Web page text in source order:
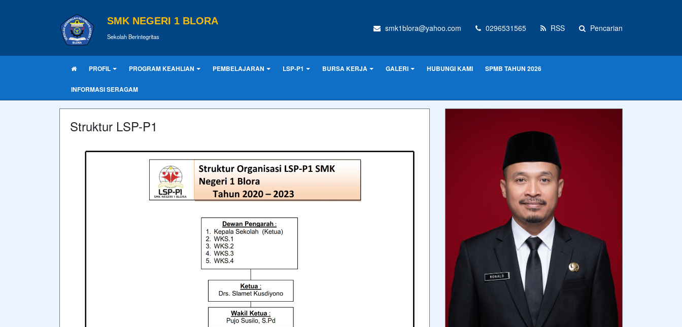
SMK NEGERI 1 BLORA
Sekolah Berintegritas
smk1blora@yahoo.com 0296531565 RSS Pencarian
PROFIL PROGRAM KEAHLIAN PEMBELAJARAN LSP-P1 BURSA KERJA GALERI HUBUNGI KAMI SPMB TAHUN 2026
INFORMASI SERAGAM
Struktur LSP-P1